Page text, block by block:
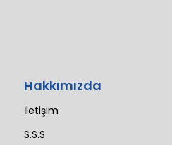
Hakkımızda
İletişim
S.S.S